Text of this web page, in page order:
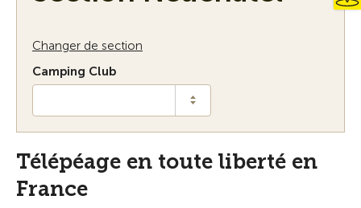
Changer de section
Camping Club
Télépéage en toute liberté en
France